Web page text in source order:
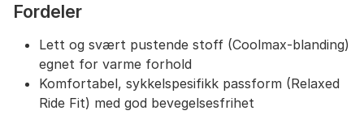
Fordeler
Lett og svært pustende stoff (Coolmax-blanding)
egnet for varme forhold
Komfortabel, sykkelspesifikk passform (Relaxed
Ride Fit) med god bevegelsesfrihet